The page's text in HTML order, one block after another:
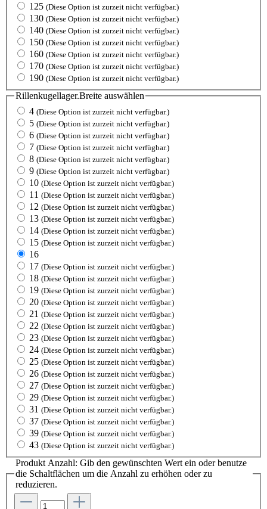
125 (Diese Option ist zurzeit nicht verfügbar.)
130 (Diese Option ist zurzeit nicht verfügbar.)
140 (Diese Option ist zurzeit nicht verfügbar.)
150 (Diese Option ist zurzeit nicht verfügbar.)
160 (Diese Option ist zurzeit nicht verfügbar.)
170 (Diese Option ist zurzeit nicht verfügbar.)
190 (Diese Option ist zurzeit nicht verfügbar.)
Rillenkugellager.Breite auswählen
4 (Diese Option ist zurzeit nicht verfügbar.)
5 (Diese Option ist zurzeit nicht verfügbar.)
6 (Diese Option ist zurzeit nicht verfügbar.)
7 (Diese Option ist zurzeit nicht verfügbar.)
8 (Diese Option ist zurzeit nicht verfügbar.)
9 (Diese Option ist zurzeit nicht verfügbar.)
10 (Diese Option ist zurzeit nicht verfügbar.)
11 (Diese Option ist zurzeit nicht verfügbar.)
12 (Diese Option ist zurzeit nicht verfügbar.)
13 (Diese Option ist zurzeit nicht verfügbar.)
14 (Diese Option ist zurzeit nicht verfügbar.)
15 (Diese Option ist zurzeit nicht verfügbar.)
16
17 (Diese Option ist zurzeit nicht verfügbar.)
18 (Diese Option ist zurzeit nicht verfügbar.)
19 (Diese Option ist zurzeit nicht verfügbar.)
20 (Diese Option ist zurzeit nicht verfügbar.)
21 (Diese Option ist zurzeit nicht verfügbar.)
22 (Diese Option ist zurzeit nicht verfügbar.)
23 (Diese Option ist zurzeit nicht verfügbar.)
24 (Diese Option ist zurzeit nicht verfügbar.)
25 (Diese Option ist zurzeit nicht verfügbar.)
26 (Diese Option ist zurzeit nicht verfügbar.)
27 (Diese Option ist zurzeit nicht verfügbar.)
29 (Diese Option ist zurzeit nicht verfügbar.)
31 (Diese Option ist zurzeit nicht verfügbar.)
37 (Diese Option ist zurzeit nicht verfügbar.)
39 (Diese Option ist zurzeit nicht verfügbar.)
43 (Diese Option ist zurzeit nicht verfügbar.)
Produkt Anzahl: Gib den gewünschten Wert ein oder benutze
die Schaltflächen um die Anzahl zu erhöhen oder zu
reduzieren.